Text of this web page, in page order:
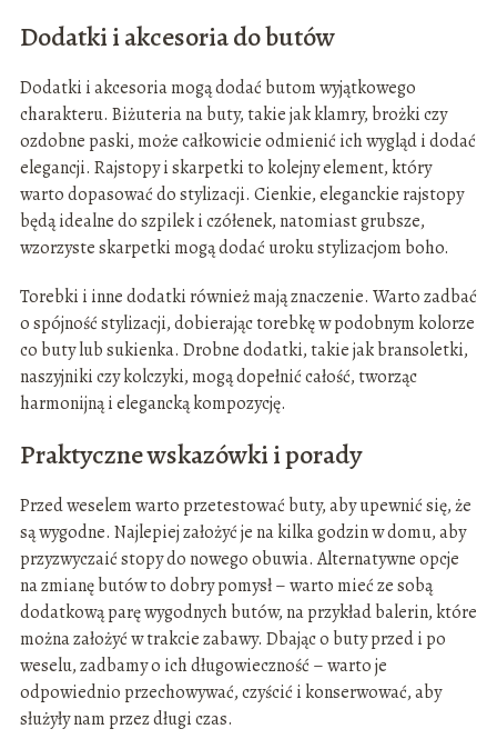
Dodatki i akcesoria do butów
Dodatki i akcesoria mogą dodać butom wyjątkowego
charakteru. Biżuteria na buty, takie jak klamry, brożki czy
ozdobne paski, może całkowicie odmienić ich wygląd i dodać
elegancji. Rajstopy i skarpetki to kolejny element, który
warto dopasować do stylizacji. Cienkie, eleganckie rajstopy
będą idealne do szpilek i czółenek, natomiast grubsze,
wzorzyste skarpetki mogą dodać uroku stylizacjom boho.
Torebki i inne dodatki również mają znaczenie. Warto zadbać
o spójność stylizacji, dobierając torebkę w podobnym kolorze
co buty lub sukienka. Drobne dodatki, takie jak bransoletki,
naszyjniki czy kolczyki, mogą dopełnić całość, tworząc
harmonijną i elegancką kompozycję.
Praktyczne wskazówki i porady
Przed weselem warto przetestować buty, aby upewnić się, że
są wygodne. Najlepiej założyć je na kilka godzin w domu, aby
przyzwyczaić stopy do nowego obuwia. Alternatywne opcje
na zmianę butów to dobry pomysł – warto mieć ze sobą
dodatkową parę wygodnych butów, na przykład balerin, które
można założyć w trakcie zabawy. Dbając o buty przed i po
weselu, zadbamy o ich długowieczność – warto je
odpowiednio przechowywać, czyścić i konserwować, aby
służyły nam przez długi czas.